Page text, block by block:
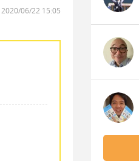
2020/06/22 15:05